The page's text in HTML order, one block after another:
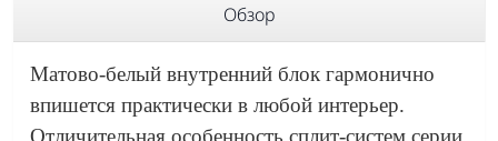
Обзор
Матово-белый внутренний блок гармонично
впишется практически в любой интерьер.
Отличительная особенность сплит-систем серии